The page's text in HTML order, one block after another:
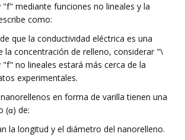
mediante funciones no lineales y la
como:
que la conductividad eléctrica es una
la concentración de relleno, considerar "\
no lineales estará más cerca de la
experimentales.
en forma de varilla tienen una
(ɑ) de:
la longitud y el diámetro del nanorelleno.